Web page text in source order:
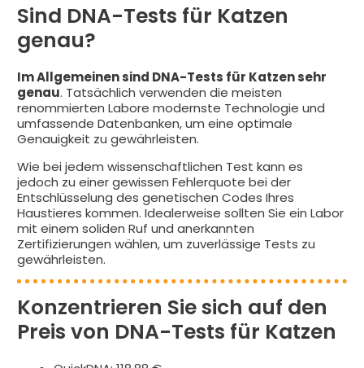
Sind DNA-Tests für Katzen
genau?
Im Allgemeinen sind DNA-Tests für Katzen sehr
genau. Tatsächlich verwenden die meisten
renommierten Labore modernste Technologie und
umfassende Datenbanken, um eine optimale
Genauigkeit zu gewährleisten.
Wie bei jedem wissenschaftlichen Test kann es
jedoch zu einer gewissen Fehlerquote bei der
Entschlüsselung des genetischen Codes Ihres
Haustieres kommen. Idealerweise sollten Sie ein Labor
mit einem soliden Ruf und anerkannten
Zertifizierungen wählen, um zuverlässige Tests zu
gewährleisten.
Konzentrieren Sie sich auf den
Preis von DNA-Tests für Katzen